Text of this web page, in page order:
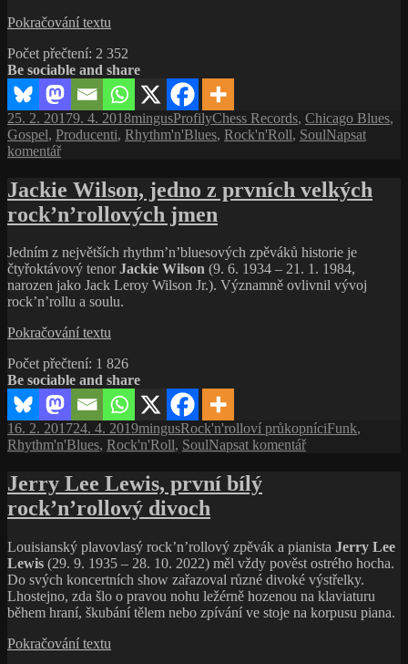
Pokračování textu
bluesový
impresário,
fanda
a producent
Počet přečtení: 2 352
Be sociable and share
Publikováno:
25. 2. 20179. 4. 2018Autor:
mingusRubriky:
ProfilyŠtítky:
Chess Records, Chicago Blues,
Gospel, Producenti, Rhythm'n'Blues, Rock'n'Roll, SoulNapsat
komentářpro
názvem
Leonard
bluesový
impresário,
fanda
a producent
Jackie Wilson, jedno z prvních velkých
rock’n’rollových jmen
Jedním z největších rhythm’n’bluesových zpěváků historie je
čtyřoktávový tenorJackie Wilson (9. 6. 1934 – 21. 1. 1984,
narozen jako Jack Leroy Wilson Jr.). Významně ovlivnil vývoj
rock’n’rollu a soulu.
Pokračování textu
jedno
z prvních
velkých
rock’n’rollových
jmen
Počet přečtení: 1 826
Be sociable and share
Publikováno:
16. 2. 201724. 4. 2019Autor:
mingusRubriky:
Rock'n'rolloví průkopníciŠtítky:
Funk,
Rhythm'n'Blues, Rock'n'Roll, SoulNapsat komentářpro
jedno
z prvních
velkých
rock’n’rollových
jmen
Jerry Lee Lewis, první bílý
rock’n’rollový divoch
Louisianský plavovlasý rock’n’rollový zpěvák a pianista Jerry Lee
Lewis (29. 9. 1935 – 28. 10. 2022) měl vždy pověst ostrého hocha.
Do svých koncertních show zařazoval různé divoké výstřelky.
Lhostejno, zda šlo o pravou nohu ležérně hozenou na klaviaturu
během hraní, škubání tělem nebo zpívání ve stoje na korpusu piana.
Pokračování textu